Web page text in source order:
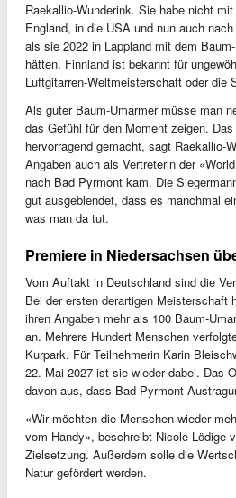
Raekallio-Wunderink. Sie habe nicht
England, in die USA und nun auch
als sie 2022 in Lappland mit dem
hätten. Finnland ist bekannt für
Luftgitarren-Weltmeisterschaft oder die
Als guter Baum-Umarmer müsse man
das Gefühl für den Moment zeigen.
hervorragend gemacht, sagt Raekallio-
Angaben auch als Vertreterin der
nach Bad Pyrmont kam. Die
gut ausgeblendet, dass es manchmal
was man da tut.
Premiere in Niedersachsen
Vom Auftakt in Deutschland sind die
Bei der ersten derartigen Meisterschaft
ihren Angaben mehr als 100 Baum-
an. Mehrere Hundert Menschen
Kurpark. Für Teilnehmerin Karin
22. Mai 2027 ist sie wieder dabei. Das
davon aus, dass Bad Pyrmont
«Wir möchten die Menschen wieder
vom Handy», beschreibt Nicole Lödige
Zielsetzung. Außerdem solle die
Natur gefördert werden.